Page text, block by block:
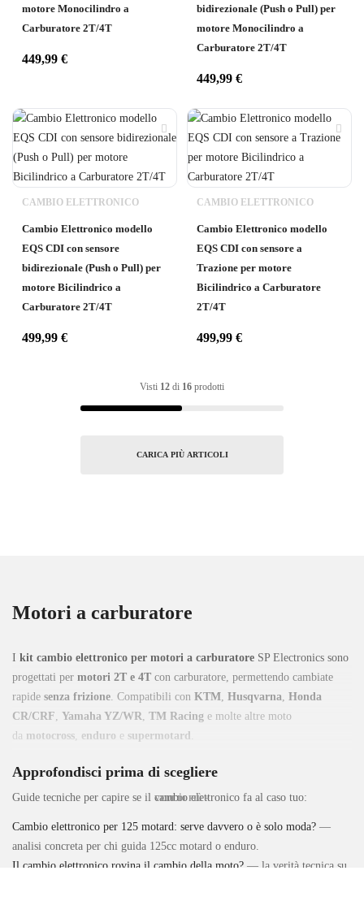
motore Monocilindro a
Carburatore 2T/4T
449,99 €
bidirezionale (Push o Pull) per
motore Monocilindro a
Carburatore 2T/4T
449,99 €
CAMBIO ELETTRONICO
Cambio Elettronico modello
EQS CDI con sensore
bidirezionale (Push o Pull) per
motore Bicilindrico a
Carburatore 2T/4T
499,99 €
CAMBIO ELETTRONICO
Cambio Elettronico modello
EQS CDI con sensore a
Trazione per motore
Bicilindrico a Carburatore
2T/4T
499,99 €
Visti 12 di 16 prodotti
CARICA PIÙ ARTICOLI
Motori a carburatore
I kit cambio elettronico per motori a carburatore SP Electronics sono
progettati per motori 2T e 4T con carburatore, permettendo cambiate
rapide senza frizione. Compatibili con KTM, Husqvarna, Honda
CR/CRF, Yamaha YZ/WR, TM Racing e molte altre moto
da motocross, enduro e supermotard .
Approfondisci prima di scegliere
Guide tecniche per capire se il cambio elettronico fa al caso tuo:
Cambio elettronico per 125 motard: serve davvero o è solo moda? —
analisi concreta per chi guida 125cc motard o enduro.
Il cambio elettronico rovina il cambio della moto? — la verità tecnica su
VEDI DI PIÙ +